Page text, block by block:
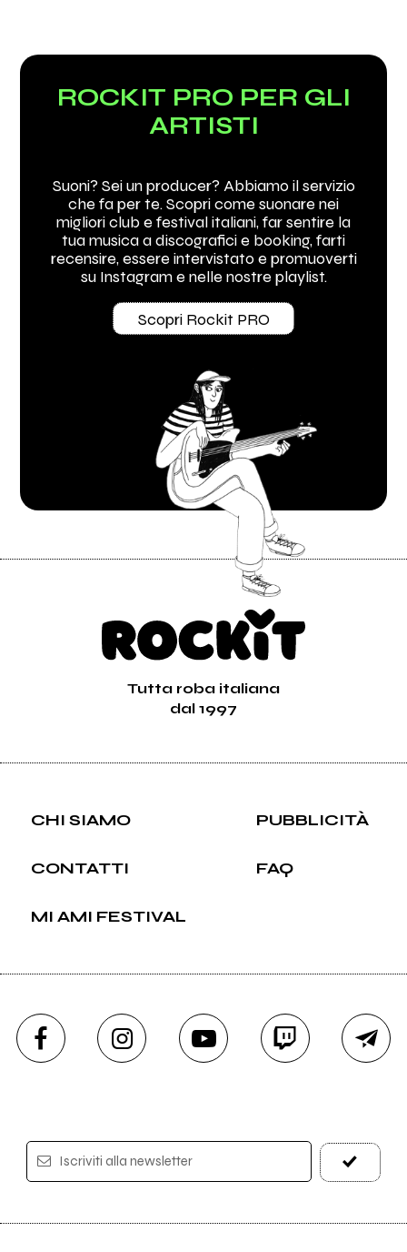
ROCKIT PRO PER GLI
ARTISTI
Suoni? Sei un producer? Abbiamo il servizio
che fa per te. Scopri come suonare nei
migliori club e festival italiani, far sentire la
tua musica a discografici e booking, farti
recensire, essere intervistato e promuoverti
su Instagram e nelle nostre playlist.
Scopri Rockit PRO
Tutta roba italiana
dal 1997
CHI SIAMO PUBBLICITÀ
CONTATTI FAQ
MI AMI FESTIVAL
Iscriviti alla newsletter